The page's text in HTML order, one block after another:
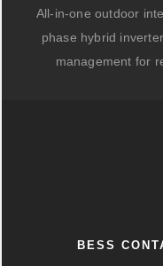
All-in-one outdoor
phase hybrid
management for
BESS